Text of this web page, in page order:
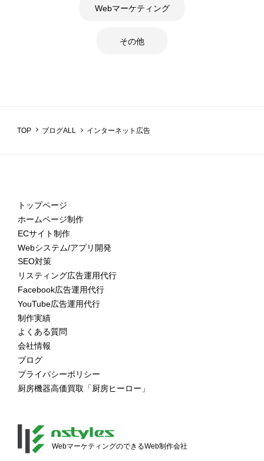
Webマーケティング
その他
TOP ブログALL インターネット広告
トップページ
ホームページ制作
ECサイト制作
Webシステム/アプリ開発
SEO対策
リスティング広告運用代行
Facebook広告運用代行
YouTube広告運用代行
制作実績
よくある質問
会社情報
ブログ
プライバシーポリシー
厨房機器高価買取「厨房ヒーロー」
WebマーケティングのできるWeb制作会社